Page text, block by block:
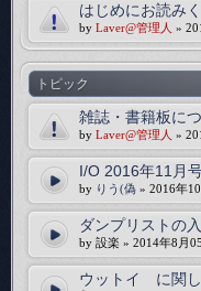
はじめにお読み
by Laver@管理人 »
トピック
雑誌・書籍板に
by Laver@管理人 »
I/O 2016年11月
by りう(偽 » 2016年
ダンプリストの
by 設楽 » 2014年8月
ウットイ に関し